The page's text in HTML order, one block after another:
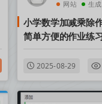
网站 生成
小学数学加减乘除
简单方便的作业练
支持打印
2025-08-29